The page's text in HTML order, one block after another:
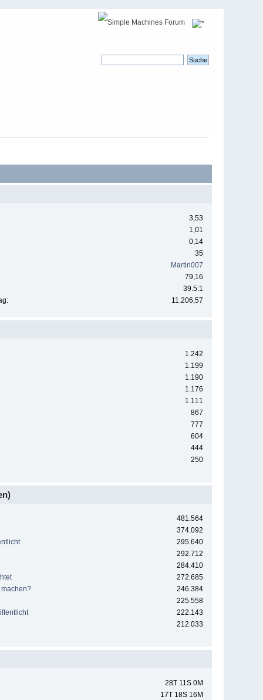
3,53
1,01
0,14
35
Martin007
79,16
39.5:1
11.206,57
1.242
1.199
1.190
1.176
1.111
867
777
604
444
250
481.564
374.092
295.640
292.712
284.410
272.685
246.384
225.558
222.143
212.033
28T 11S 0M
17T 18S 16M